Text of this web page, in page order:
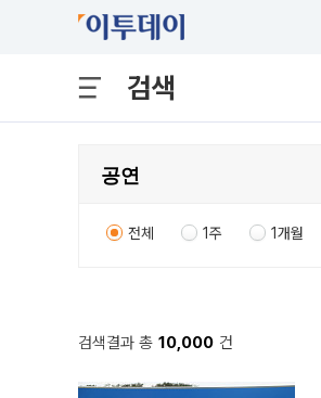
검색
전체 1주 1개월
검색결과 총 10,000 건